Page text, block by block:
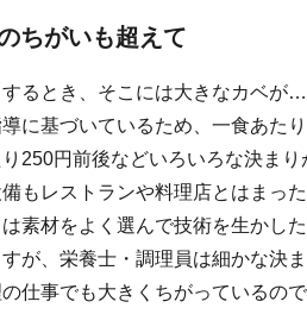
ちがいも超えて
るとき、そこには大きなカベが
に基づいているため、一食あた
250円前後などいろいろな決まり
もレストランや料理店とはまっ
素材をよく選んで技術を生かし
が、栄養士・調理員は細かな決
仕事でも大きくちがっているので